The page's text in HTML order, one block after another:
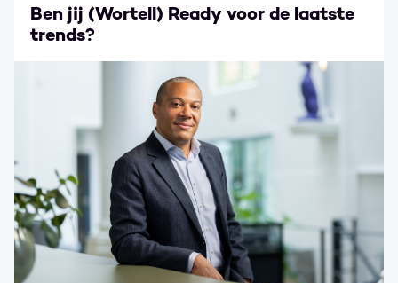
Ben jij (Wortell) Ready voor de laatste
trends?
Ga naar Ben jij (Wortell) Ready voor de laatste trends?